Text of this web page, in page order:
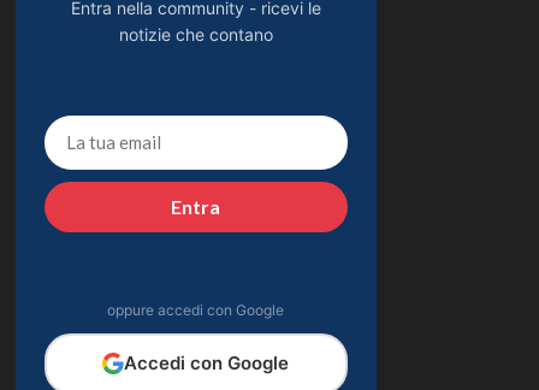
Entra nella community - ricevi le
notizie che contano
Entra
oppure accedi con Google
Accedi con Google